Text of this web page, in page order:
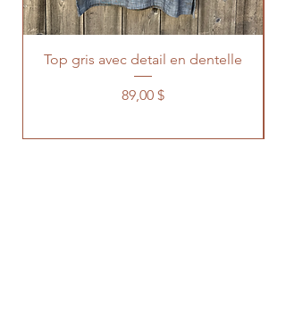
Top gris avec detail en dentelle
Prix
89,00 $